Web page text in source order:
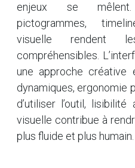
enjeux se mêlent.
pictogrammes,
visuelle rendent
compréhensibles.
une approche créative
dynamiques, ergonomie
d’utiliser l’outil,
visuelle contribue à
plus fluide et plus humain.